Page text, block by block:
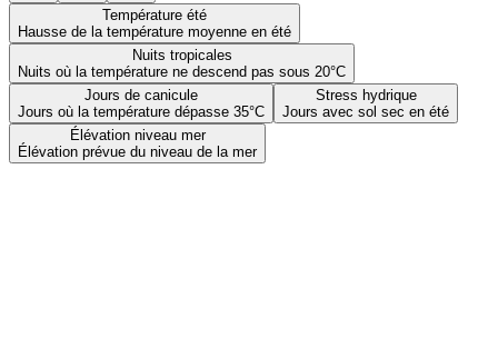
Température été
Hausse de la température moyenne en été
Nuits tropicales
Nuits où la température ne descend pas sous 20°C
Jours de canicule
Jours où la température dépasse 35°C
Stress hydrique
Jours avec sol sec en été
Élévation niveau mer
Élévation prévue du niveau de la mer